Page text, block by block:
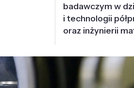
badawczym w
i technologii
oraz inżynierii